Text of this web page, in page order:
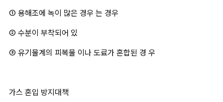
① 용해조에 녹이 많은 경우 는 경우
② 수분이 부착되어 있
③ 유기물계의 피복물 이나 도료가 혼합된 경 우
가스 혼입 방지대책